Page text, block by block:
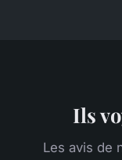
Ils
Les avis de